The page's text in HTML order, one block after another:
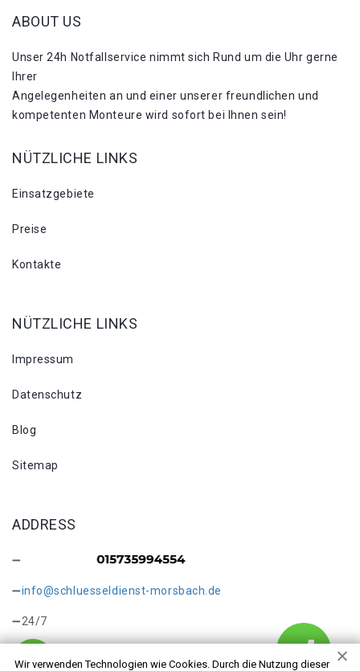
Wir verwenden Technologien wie Cookies. Durch die Nutzung dieser
ABOUT US
Unser 24h Notfallservice nimmt sich Rund um die Uhr gerne
Ihrer
Angelegenheiten an und einer unserer freundlichen und
kompetenten Monteure wird sofort bei Ihnen sein!
NÜTZLICHE LINKS
Einsatzgebiete
Preise
Kontakte
NÜTZLICHE LINKS
Impressum
Datenschutz
Blog
Sitemap
ADDRESS
info@schluesseldienst-morsbach.de
24/7